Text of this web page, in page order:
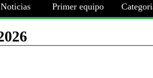
Noticias Primer equipo